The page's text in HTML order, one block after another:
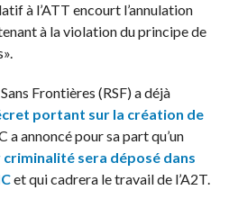
à l’ATT encourt l’annulation
à la violation du principe de
Frontières (RSF) a déjà
portant sur la création de
a annoncé pour sa part qu’un
criminalité sera déposé dans
et qui cadrera le travail de l’A2T.